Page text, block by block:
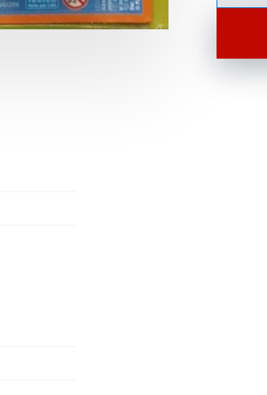
Sioux"